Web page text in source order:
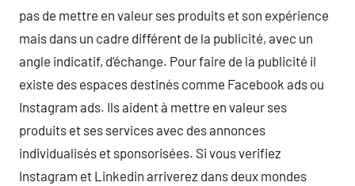
pas de mettre en valeur ses produits et son expérience
mais dans un cadre différent de la publicité, avec un
angle indicatif, d’échange. Pour faire de la publicité il
existe des espaces destinés comme Facebook ads ou
Instagram ads. Ils aident à mettre en valeur ses
produits et ses services avec des annonces
individualisés et sponsorisées. Si vous verifiez
Instagram et Linkedin arriverez dans deux mondes